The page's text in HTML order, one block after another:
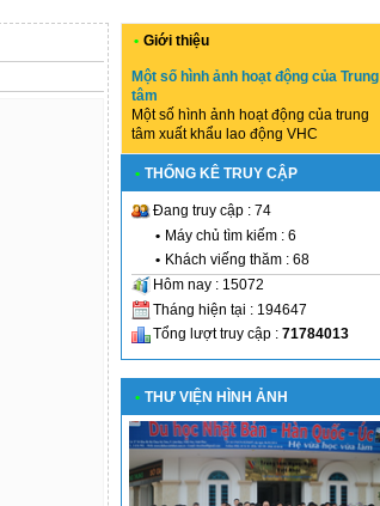
• Giới thiệu
Một số hình ảnh hoạt động của Trung
tâm
Một số hình ảnh hoạt động của trung
tâm xuất khẩu lao động VHC
• THỐNG KÊ TRUY CẬP
Đang truy cập : 74
• Máy chủ tìm kiếm : 6
• Khách viếng thăm : 68
Hôm nay : 15072
Tháng hiện tại : 194647
Tổng lượt truy cập : 71784013
• THƯ VIỆN HÌNH ẢNH